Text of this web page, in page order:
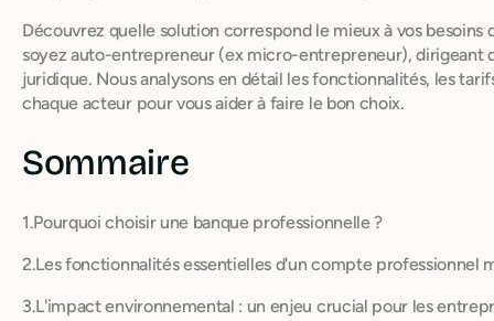
Découvrez quelle solution correspond le mieux à vos
soyez auto-entrepreneur (ex micro-entrepreneur), dirigeant
juridique. Nous analysons en détail les fonctionnalités, les
chaque acteur pour vous aider à faire le bon choix.
Sommaire
1.Pourquoi choisir une banque professionnelle ?
2.Les fonctionnalités essentielles d'un compte professionnel
3.L'impact environnemental : un enjeu crucial pour les